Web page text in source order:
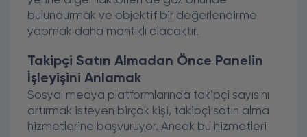
bulundurmak ve objektif bir değerlendirme
yapmak daha mantıklı olacaktır.
Takipçi Satın Almadan Önce Panelin
İşleyişini Anlamak
Sosyal medya platformlarında takipçi sayısını
artırmak isteyen birçok kişi, takipçi satın alma
hizmetlerine başvuruyor. Ancak bu hizmetleri